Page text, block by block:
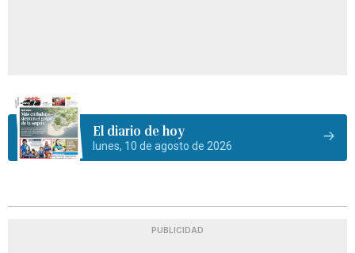
El diario de hoy
lunes, 10 de agosto de 2026
PUBLICIDAD